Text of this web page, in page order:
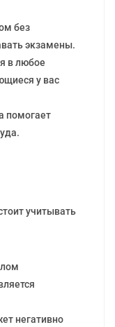
без
экзамены.
в любое
у вас
помогает
учитывать
негативно